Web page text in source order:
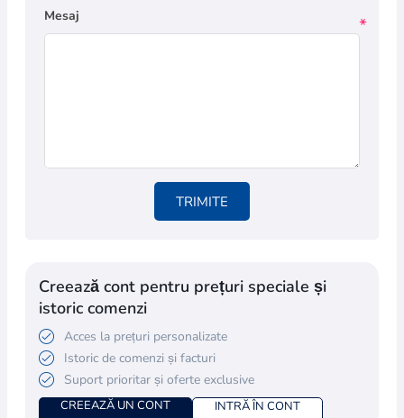
Mesaj *
TRIMITE
Creează cont pentru prețuri speciale și
istoric comenzi
Acces la prețuri personalizate
Istoric de comenzi și facturi
Suport prioritar și oferte exclusive
CREEAZĂ UN CONT INTRĂ ÎN CONT